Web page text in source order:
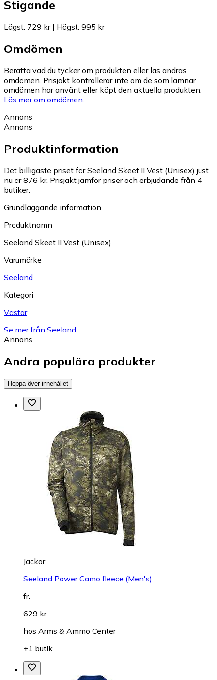
Stigande
Lägst: 729 kr| Högst: 995 kr
Omdömen
Berätta vad du tycker om produkten eller läs andras
omdömen. Prisjakt kontrollerar inte om de som lämnar
omdömen har använt eller köpt den aktuella produkten.
Läs mer om omdömen.
Annons
Annons
Produktinformation
Det billigaste priset för Seeland Skeet II Vest (Unisex) just
nu är 876 kr. Prisjakt jämför priser och erbjudande från 4
butiker.
Grundläggande information
Produktnamn
Seeland Skeet II Vest (Unisex)
Varumärke
Seeland
Kategori
Västar
Se mer från Seeland
Annons
Andra populära produkter
Hoppa över innehållet
Jackor
Seeland Power Camo fleece (Men's)
fr.
629 kr
hos Arms & Ammo Center
+1 butik